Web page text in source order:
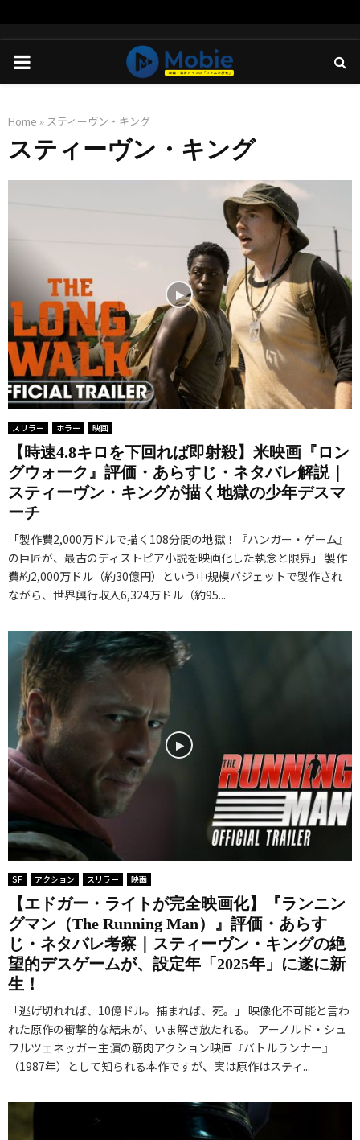
PRIMARY
Home » スティーヴン・キング
スティーヴン・キング
スリラー ホラー 映画
【時速4.8キロを下回れば即射殺】米映画『ロン
グウォーク』評価・あらすじ・ネタバレ解説｜
スティーヴン・キングが描く地獄の少年デスマ
ーチ
「製作費2,000万ドルで描く108分間の地獄！『ハンガー・ゲーム』
の巨匠が、最古のディストピア小説を映画化した執念と限界」 製作
費約2,000万ドル（約30億円）という中規模バジェットで製作され
ながら、世界興行収入6,324万ドル（約95...
SF アクション スリラー 映画
【エドガー・ライトが完全映画化】『ランニン
グマン（The Running Man）』評価・あらす
じ・ネタバレ考察｜スティーヴン・キングの絶
望的デスゲームが、設定年「2025年」に遂に新
生！
「逃げ切れれば、10億ドル。捕まれば、死。」 映像化不可能と言わ
れた原作の衝撃的な結末が、いま解き放たれる。 アーノルド・シュ
ワルツェネッガー主演の筋肉アクション映画『バトルランナー』
（1987年）として知られる本作ですが、実は原作はスティ...